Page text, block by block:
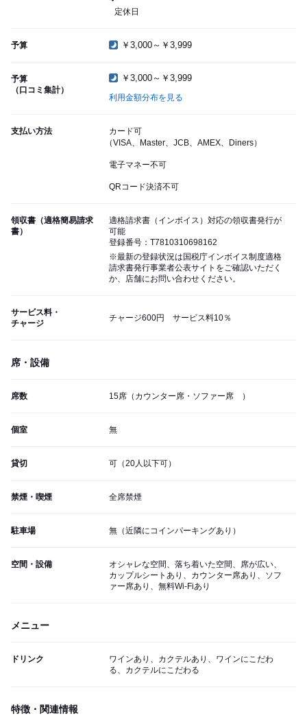
定休日
予算 ￥3,000～￥3,999
予算
（口コミ集計）
￥3,000～￥3,999
利用金額分布を見る
支払い方法
カード可
（VISA、Master、JCB、AMEX、Diners）
電子マネー不可
QRコード決済不可
領収書（適格簡易請求
書）
適格請求書（インボイス）対応の領収書発行が
可能
登録番号：T7810310698162
※最新の登録状況は国税庁インボイス制度適格
請求書発行事業者公表サイトをご確認いただく
か、店舗にお問い合わせください。
サービス料・
チャージ
チャージ600円 サービス料10％
席・設備
席数 15席（カウンター席・ソファー席 ）
個室 無
貸切 可（20人以下可）
禁煙・喫煙 全席禁煙
駐車場 無（近隣にコインパーキングあり）
空間・設備
オシャレな空間、落ち着いた空間、席が広い、
カップルシートあり、カウンター席あり、ソフ
ァー席あり、無料Wi-Fiあり
メニュー
ドリンク
ワインあり、カクテルあり、ワインにこだわ
る、カクテルにこだわる
特徴・関連情報